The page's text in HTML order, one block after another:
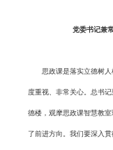
党委书记兼
思政课是落实立德树
度重视、非常关心。总书
德楼，观摩思政课智慧教
了前进方向。我们要深入